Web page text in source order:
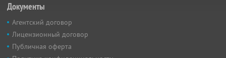
Документы
Агентский договор
Лицензионный договор
Публичная оферта